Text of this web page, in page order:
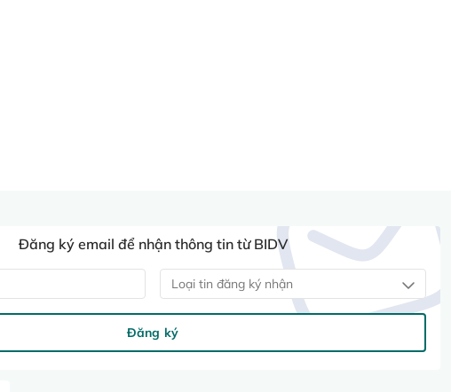
Đăng ký email để nhận thông tin từ BIDV
Loại tin đăng ký nhận
Đăng ký